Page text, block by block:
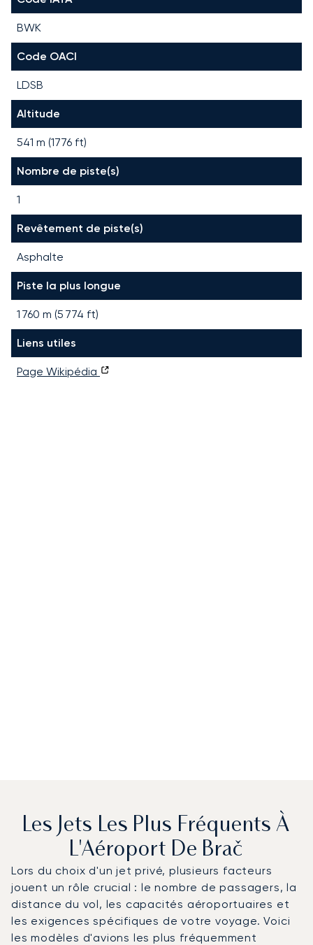
BWK
Code OACI
LDSB
Altitude
541 m (1776 ft)
Nombre de piste(s)
1
Revêtement de piste(s)
Asphalte
Piste la plus longue
1 760 m (5 774 ft)
Liens utiles
Page Wikipédia
Les Jets Les Plus Fréquents À
L'Aéroport De Brač
Lors du choix d'un jet privé, plusieurs facteurs
jouent un rôle crucial : le nombre de passagers, la
distance du vol, les capacités aéroportuaires et
les exigences spécifiques de votre voyage. Voici
les modèles d'avions les plus fréquemment